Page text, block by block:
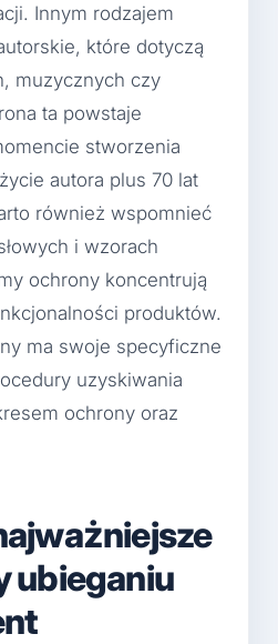
Innym rodzajem
które dotyczą
muzycznych czy
ta powstaje
stworzenia
autora plus 70 lat
również wspomnieć
i wzorach
ochrony koncentrują
produktów.
ma swoje specyficzne
uzyskiwania
ochrony oraz
ubieganiu